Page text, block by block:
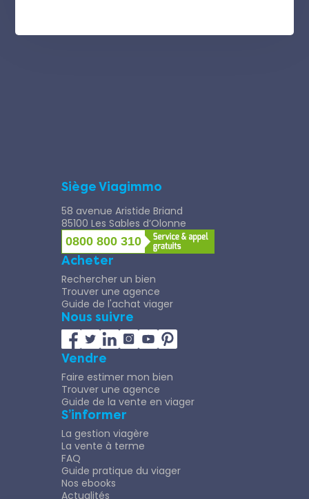
Siège Viagimmo
58 avenue Aristide Briand
85100 Les Sables d’Olonne
0800 800 310
Acheter
Rechercher un bien
Trouver une agence
Guide de l'achat viager
Nous suivre
Vendre
Faire estimer mon bien
Trouver une agence
Guide de la vente en viager
S’informer
La gestion viagère
La vente à terme
FAQ
Guide pratique du viager
Nos ebooks
Actualités